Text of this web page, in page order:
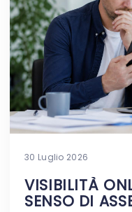
30 Luglio 2026
VISIBILITÀ
SENSO DI